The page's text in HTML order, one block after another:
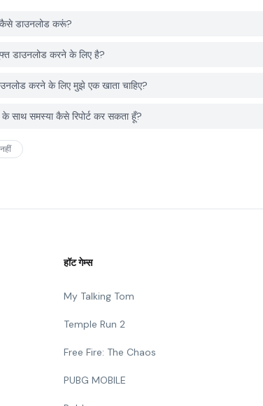
डाउनलोड करूं?
डाउनलोड करने के लिए है?
करने के लिए मुझे एक खाता चाहिए?
साथ समस्या कैसे रिपोर्ट कर सकता हूँ?
नहीं
हॉट गेम्स
My Talking Tom
Temple Run 2
Free Fire: The Chaos
PUBG MOBILE